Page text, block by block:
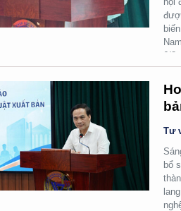
6/8.
Tư
bổ